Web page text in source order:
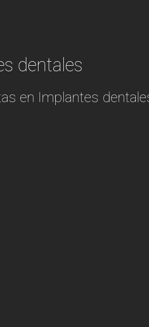
dentales
en Implantes